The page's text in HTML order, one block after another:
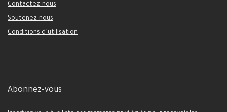
Contactez-nous
Soutenez-nous
Conditions d’utilisation
Abonnez-vous